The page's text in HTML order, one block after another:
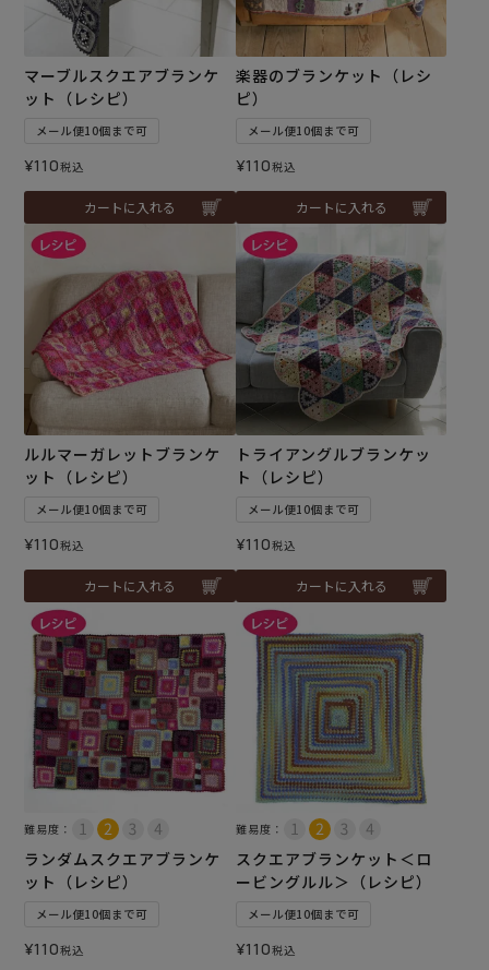
マーブルスクエアブランケ
ット（レシピ）
メール便10個まで可
¥110税込
カートに入れる
楽器のブランケット（レシ
ピ）
メール便10個まで可
¥110税込
カートに入れる
ルルマーガレットブランケ
ット（レシピ）
メール便10個まで可
¥110税込
カートに入れる
トライアングルブランケッ
ト（レシピ）
メール便10個まで可
¥110税込
カートに入れる
難易度：
ランダムスクエアブランケ
ット（レシピ）
メール便10個まで可
¥110税込
難易度：
スクエアブランケット＜ロ
ービングルル＞（レシピ）
メール便10個まで可
¥110税込